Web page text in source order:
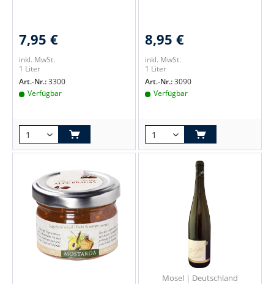
7,95 €
inkl. MwSt.
1 Liter
Art.-Nr.:3300
Verfügbar
8,95 €
inkl. MwSt.
1 Liter
Art.-Nr.:3090
Verfügbar
Mosel | Deutschland